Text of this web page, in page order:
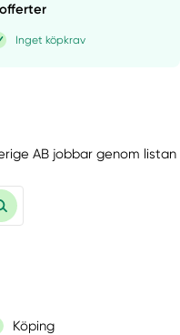
Inget köpkrav
AB jobbar genom listan
Köping